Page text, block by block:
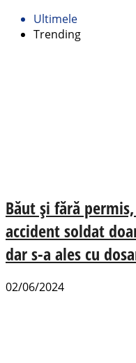
Ultimele
Trending
Băut și fără
accident soldat
dar s-a ales cu
02/06/2024